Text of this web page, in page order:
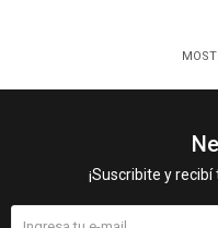
¡Suscribite y